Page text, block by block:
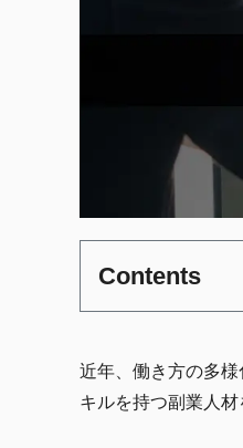
Contents
近年、働き方の多
キルを持つ副業人